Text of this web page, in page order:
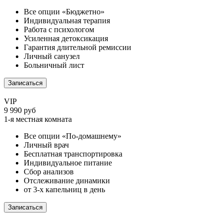
Все опции «Бюджетно»
Индивидуальная терапия
Работа с психологом
Усиленная детоксикация
Гарантия длительной ремиссии
Личный санузел
Больничный лист
Записаться
VIP
9 990 руб
1-я местная комната
Все опции «По-домашнему»
Личный врач
Бесплатная транспортировка
Индивидуальное питание
Сбор анализов
Отслеживание динамики
от 3-х капельниц в день
Записаться